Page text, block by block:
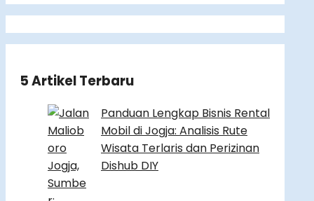
5 Artikel Terbaru
Panduan Lengkap Bisnis Rental
Mobil di Jogja: Analisis Rute
Wisata Terlaris dan Perizinan
Dishub DIY